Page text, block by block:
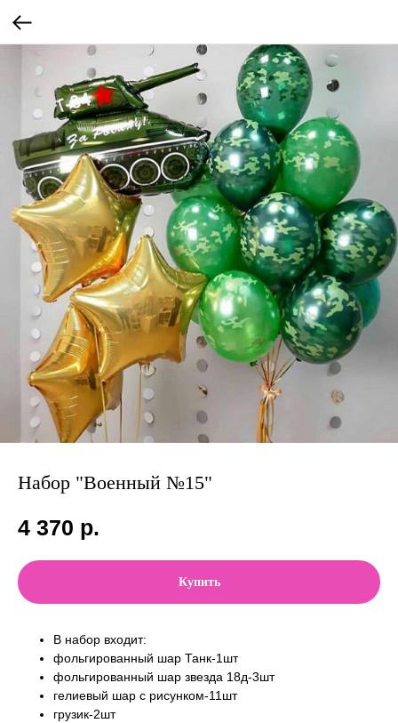
Набор "Военный №15"
4 370 р.
Купить
В набор входит:
фольгированный шар Танк-1шт
фольгированный шар звезда 18д-3шт
гелиевый шар с рисунком-11шт
грузик-2шт